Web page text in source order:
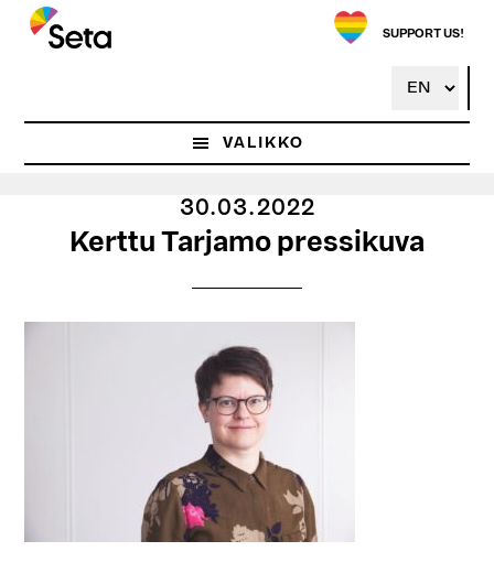
Hyppää
pääsisältöön
SUPPORT US!
VALIKKO
30.03.2022
Kerttu Tarjamo pressikuva